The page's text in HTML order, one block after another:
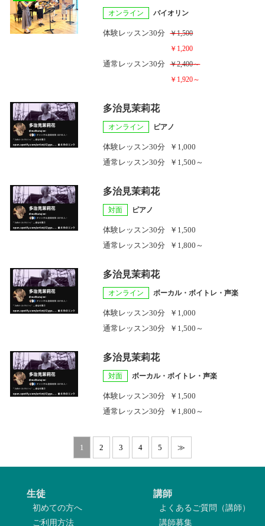
オンライン バイオリン
体験レッスン30分
￥1,500
￥1,200
通常レッスン30分
￥2,400～
￥1,920～
多治見茉莉花
オンライン ピアノ
体験レッスン30分
￥1,000
通常レッスン30分 ￥1,500～
多治見茉莉花
対面 ピアノ
体験レッスン30分
￥1,500
通常レッスン30分 ￥1,800～
多治見茉莉花
オンライン ボーカル・ボイトレ・声楽
体験レッスン30分
￥1,000
通常レッスン30分 ￥1,500～
多治見茉莉花
対面 ボーカル・ボイトレ・声楽
体験レッスン30分
￥1,500
通常レッスン30分 ￥1,800～
1 2 3 4 5 ≫
生徒
初めての方へ
ご利用方法
講師
よくあるご質問（講師）
講師募集